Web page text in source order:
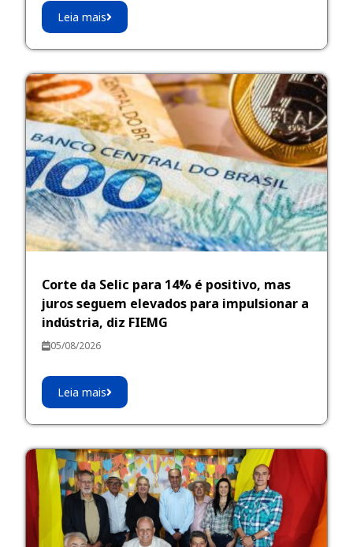
Leia mais
Corte da Selic para 14% é positivo, mas
juros seguem elevados para impulsionar a
indústria, diz FIEMG
05/08/2026
Leia mais